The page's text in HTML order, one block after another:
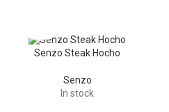
Senzo Steak Hocho
Senzo
In stock